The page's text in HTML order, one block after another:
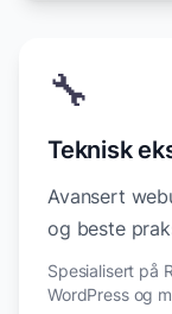
🔧
Teknisk
Avansert
og beste
Spesialisert på
WordPress og